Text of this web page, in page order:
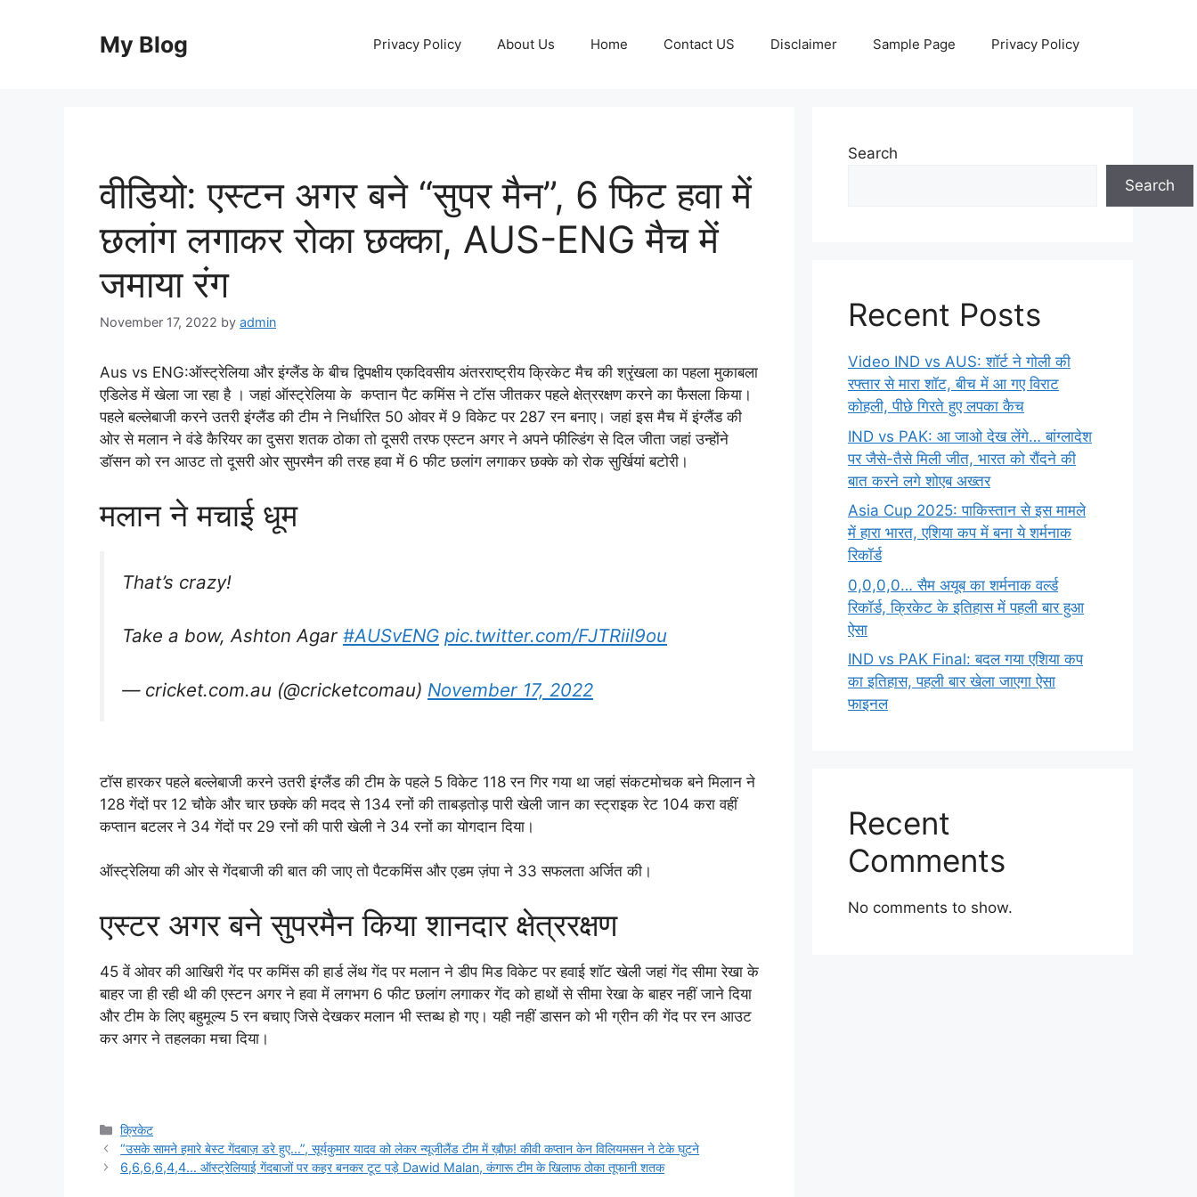
My Blog Privacy Policy About Us Home Contact US Disclaimer Sample Page Privacy Policy
वीडियो: एस्टन अगर बने “सुपर मैन”, 6 फिट हवा में
छलांग लगाकर रोका छक्का, AUS-ENG मैच में
जमाया रंग
November 17, 2022 by admin
Aus vs ENG:ऑस्ट्रेलिया और इंग्लैंड के बीच द्विपक्षीय एकदिवसीय अंतरराष्ट्रीय क्रिकेट मैच की श्रृंखला का पहला मुकाबला
एडिलेड में खेला जा रहा है । जहां ऑस्ट्रेलिया के कप्तान पैट कमिंस ने टॉस जीतकर पहले क्षेत्ररक्षण करने का फैसला किया।
पहले बल्लेबाजी करने उतरी इंग्लैंड की टीम ने निर्धारित 50 ओवर में 9 विकेट पर 287 रन बनाए। जहां इस मैच में इंग्लैंड की
ओर से मलान ने वंडे कैरियर का दुसरा शतक ठोका तो दूसरी तरफ एस्टन अगर ने अपने फील्डिंग से दिल जीता जहां उन्होंने
डॉसन को रन आउट तो दूसरी ओर सुपरमैन की तरह हवा में 6 फीट छलांग लगाकर छक्के को रोक सुर्खियां बटोरी।
मलान ने मचाई धूम
That’s crazy!
Take a bow, Ashton Agar #AUSvENG pic.twitter.com/FJTRiiI9ou
— cricket.com.au (@cricketcomau) November 17, 2022
टॉस हारकर पहले बल्लेबाजी करने उतरी इंग्लैंड की टीम के पहले 5 विकेट 118 रन गिर गया था जहां संकटमोचक बने मिलान ने
128 गेंदों पर 12 चौके और चार छक्के की मदद से 134 रनों की ताबड़तोड़ पारी खेली जान का स्ट्राइक रेट 104 करा वहीं
कप्तान बटलर ने 34 गेंदों पर 29 रनों की पारी खेली ने 34 रनों का योगदान दिया।
ऑस्ट्रेलिया की ओर से गेंदबाजी की बात की जाए तो पैटकमिंस और एडम ज़ंपा ने 33 सफलता अर्जित की।
एस्टर अगर बने सुपरमैन किया शानदार क्षेत्ररक्षण
45 वें ओवर की आखिरी गेंद पर कमिंस की हार्ड लेंथ गेंद पर मलान ने डीप मिड विकेट पर हवाई शॉट खेली जहां गेंद सीमा रेखा के
बाहर जा ही रही थी की एस्टन अगर ने हवा में लगभग 6 फीट छलांग लगाकर गेंद को हाथों से सीमा रेखा के बाहर नहीं जाने दिया
और टीम के लिए बहुमूल्य 5 रन बचाए जिसे देखकर मलान भी स्तब्ध हो गए। यही नहीं डासन को भी ग्रीन की गेंद पर रन आउट
कर अगर ने तहलका मचा दिया।
Categories
क्रिकेट
“उसके सामने हमारे बेस्ट गेंदबाज़ डरे हुए…”, सूर्यकुमार यादव को लेकर न्यूजीलैंड टीम में ख़ौफ़! कीवी कप्तान केन विलियमसन ने टेके घुटने
6,6,6,6,4,4… ऑस्ट्रेलियाई गेंदबाजों पर कहर बनकर टूट पड़े Dawid Malan, कंगारू टीम के खिलाफ ठोका तूफानी शतक
Search
Search
Recent Posts
Video IND vs AUS: शॉर्ट ने गोली की
रफ्तार से मारा शॉट, बीच में आ गए विराट
कोहली, पीछे गिरते हुए लपका कैच
IND vs PAK: आ जाओ देख लेंगे… बांग्लादेश
पर जैसे-तैसे मिली जीत, भारत को रौंदने की
बात करने लगे शोएब अख्तर
Asia Cup 2025: पाकिस्तान से इस मामले
में हारा भारत, एशिया कप में बना ये शर्मनाक
रिकॉर्ड
0,0,0,0… सैम अयूब का शर्मनाक वर्ल्ड
रिकॉर्ड, क्रिकेट के इतिहास में पहली बार हुआ
ऐसा
IND vs PAK Final: बदल गया एशिया कप
का इतिहास, पहली बार खेला जाएगा ऐसा
फाइनल
Recent
Comments
No comments to show.